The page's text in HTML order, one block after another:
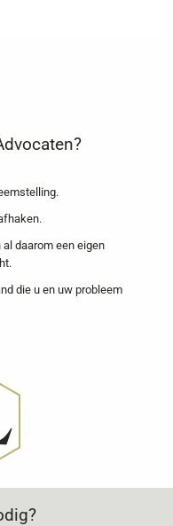
daarom een eigen
die u en uw probleem